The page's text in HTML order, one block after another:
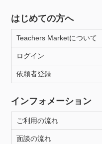
はじめての方へ
Teachers Marketについて
ログイン
依頼者登録
インフォメーション
ご利用の流れ
面談の流れ